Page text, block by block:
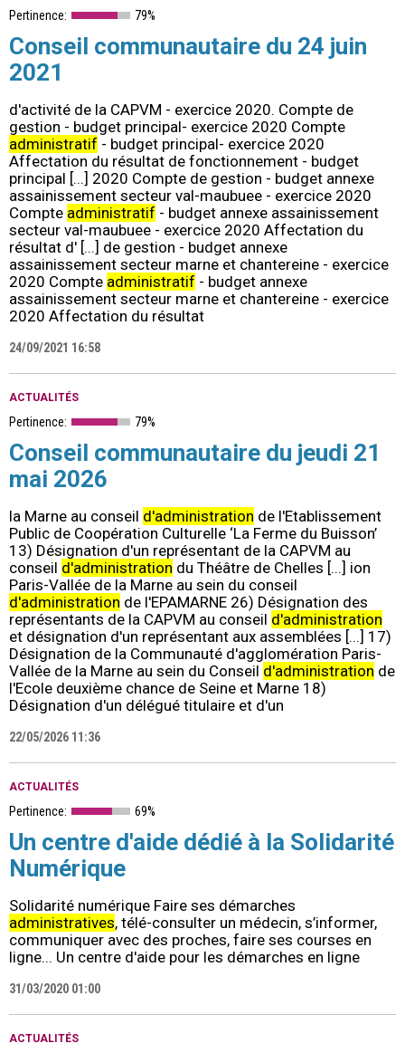
Pertinence: 79%
Conseil communautaire du 24 juin
2021
d'activité de la CAPVM - exercice 2020. Compte de
gestion - budget principal- exercice 2020 Compte
administratif - budget principal- exercice 2020
Affectation du résultat de fonctionnement - budget
principal [...] 2020 Compte de gestion - budget annexe
assainissement secteur val-maubuee - exercice 2020
Compte administratif - budget annexe assainissement
secteur val-maubuee - exercice 2020 Affectation du
résultat d' [...] de gestion - budget annexe
assainissement secteur marne et chantereine - exercice
2020 Compte administratif - budget annexe
assainissement secteur marne et chantereine - exercice
2020 Affectation du résultat
24/09/2021 16:58
ACTUALITÉS
Pertinence: 79%
Conseil communautaire du jeudi 21
mai 2026
la Marne au conseil d'administration de l'Etablissement
Public de Coopération Culturelle ‘La Ferme du Buisson’
13) Désignation d'un représentant de la CAPVM au
conseil d'administration du Théâtre de Chelles [...] ion
Paris-Vallée de la Marne au sein du conseil
d'administration de l'EPAMARNE 26) Désignation des
représentants de la CAPVM au conseil d'administration
et désignation d'un représentant aux assemblées [...] 17)
Désignation de la Communauté d'agglomération Paris-
Vallée de la Marne au sein du Conseil d'administration de
l'Ecole deuxième chance de Seine et Marne 18)
Désignation d'un délégué titulaire et d'un
22/05/2026 11:36
ACTUALITÉS
Pertinence: 69%
Un centre d'aide dédié à la Solidarité
Numérique
Solidarité numérique Faire ses démarches
administratives, télé-consulter un médecin, s’informer,
communiquer avec des proches, faire ses courses en
ligne... Un centre d'aide pour les démarches en ligne
31/03/2020 01:00
ACTUALITÉS